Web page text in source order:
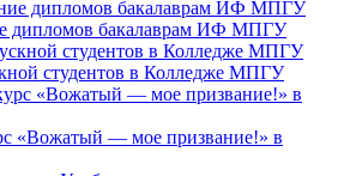
дипломов бакалаврам ИФ МПГУ
студентов в Колледже МПГУ
«Вожатый — мое призвание!» в